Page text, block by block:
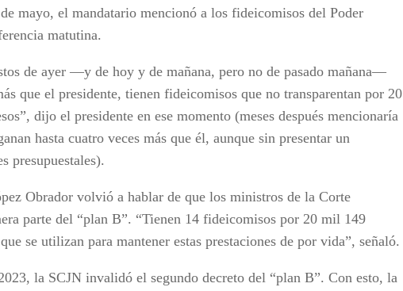
mayo, el mandatario mencionó a los fideicomisos del Poder
matutina.
de ayer —y de hoy y de mañana, pero no de pasado mañana—
que el presidente, tienen fideicomisos que no transparentan por 20
dijo el presidente en ese momento (meses después mencionaría
hasta cuatro veces más que él, aunque sin presentar un
presupuestales).
Obrador volvió a hablar de que los ministros de la Corte
parte del “plan B”. “Tienen 14 fideicomisos por 20 mil 149
se utilizan para mantener estas prestaciones de por vida”, señaló.
la SCJN invalidó el segundo decreto del “plan B”. Con esto, la